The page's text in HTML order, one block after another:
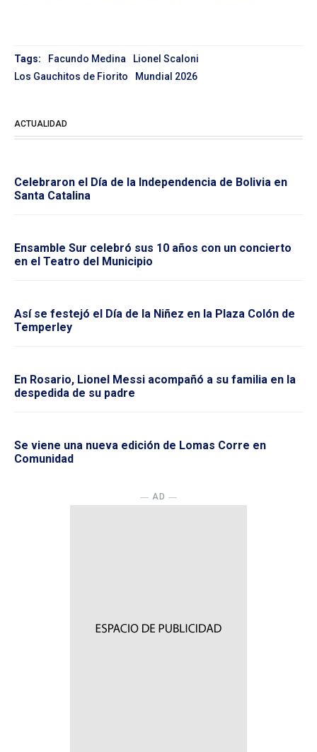
Tags: Facundo Medina
Lionel Scaloni
Los Gauchitos de Fiorito
Mundial 2026
ACTUALIDAD
Celebraron el Día de la Independencia de Bolivia en
Santa Catalina
Ensamble Sur celebró sus 10 años con un concierto
en el Teatro del Municipio
Así se festejó el Día de la Niñez en la Plaza Colón de
Temperley
En Rosario, Lionel Messi acompañó a su familia en la
despedida de su padre
Se viene una nueva edición de Lomas Corre en
Comunidad
― AD ―